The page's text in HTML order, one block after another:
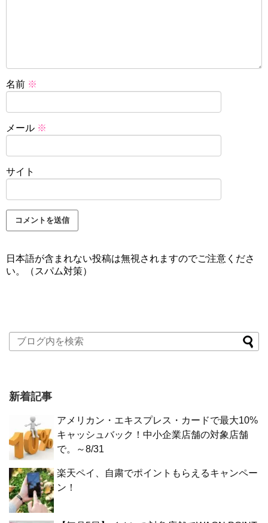
名前 ※
メール ※
サイト
日本語が含まれない投稿は無視されますのでご注意くださ
い。（スパム対策）
新着記事
アメリカン・エキスプレス・カードで最大10%
キャッシュバック！中小企業店舗の対象店舗
で。～8/31
楽天ペイ、自粛でポイントもらえるキャンペー
ン！